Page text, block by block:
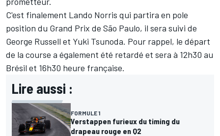
C'est finalement Lando Norris qui partira en pole
position du Grand Prix de São Paulo, il sera suivi de
George Russell et Yuki Tsunoda. Pour rappel, le départ
de la course a également été retardé et sera à 12h30 au
Brésil et 16h30 heure française.
Lire aussi :
FORMULE 1
Verstappen furieux du timing du
drapeau rouge en Q2